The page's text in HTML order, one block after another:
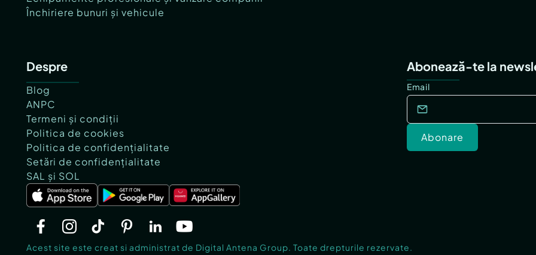
Închiriere bunuri și vehicule
Despre
Blog
ANPC
Termeni și condiții
Politica de cookies
Politica de confidențialitate
Setări de confidențialitate
SAL și SOL
Abonează-te la
Email
Abonare
Acest site este creat si administrat de Digital Antena Group. Toate drepturile rezervate.